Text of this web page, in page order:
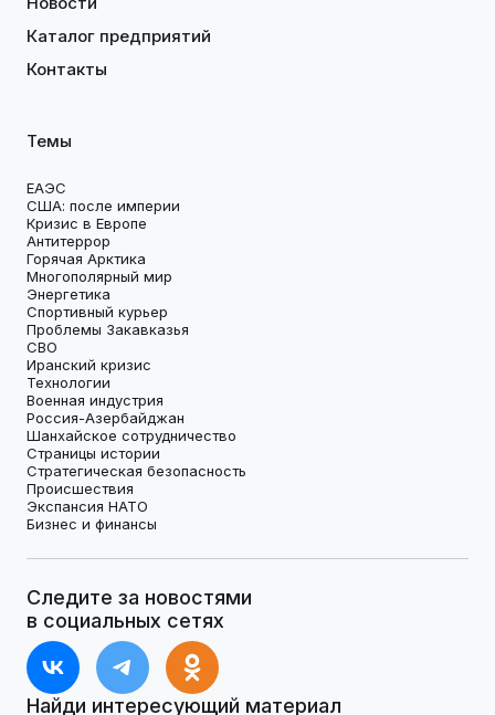
Каталог предприятий
Контакты
Темы
ЕАЭС
США: после империи
Кризис в Европе
Антитеррор
Горячая Арктика
Многополярный мир
Энергетика
Спортивный курьер
Проблемы Закавказья
СВО
Иранский кризис
Технологии
Военная индустрия
Россия-Азербайджан
Шанхайское сотрудничество
Страницы истории
Стратегическая безопасность
Происшествия
Экспансия НАТО
Бизнес и финансы
Следите за новостями
в социальных сетях
Найди интересующий материал